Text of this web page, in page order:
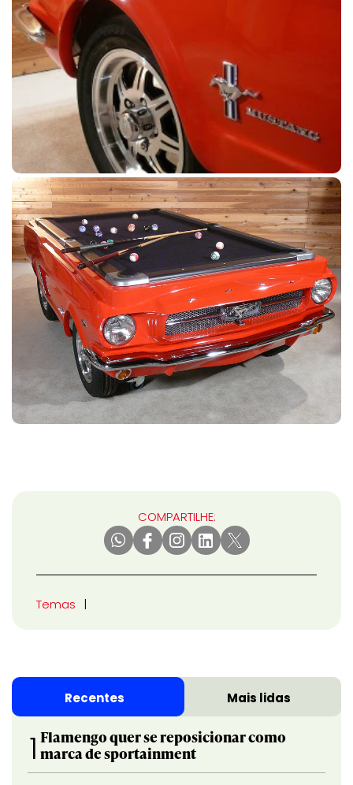
COMPARTILHE:
Temas
Recentes Mais lidas
1 Flamengo quer se reposicionar como
marca de sportainment